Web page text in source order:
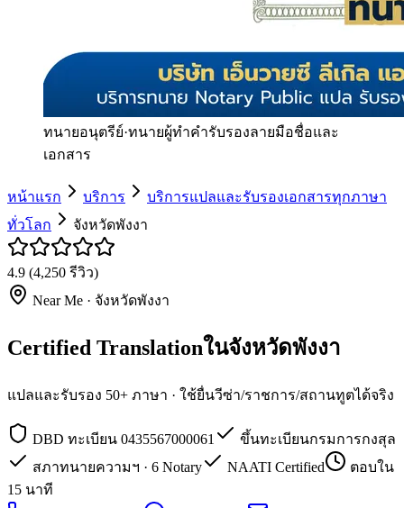
ทนายอนุตรีย์·ทนายผู้ทำคำรับรองลายมือชื่อและ
เอกสาร
หน้าแรก บริการ
บริการแปลและรับรองเอกสารทุกภาษา
ทั่วโลก
จังหวัดพังงา
4.9 (4,250 รีวิว)
Near Me · จังหวัดพังงา
Certified Translationในจังหวัดพังงา
แปลและรับรอง 50+ ภาษา · ใช้ยื่นวีซ่า/ราชการ/สถานทูตได้จริง
DBD ทะเบียน 0435567000061
ขึ้นทะเบียนกรมการกงสุล
สภาทนายความฯ · 6 Notary
NAATI Certified
ตอบใน
15 นาที